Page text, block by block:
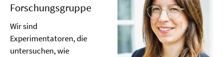
Forschungsgruppe
Wir sind
Experimentatoren, die
untersuchen, wie